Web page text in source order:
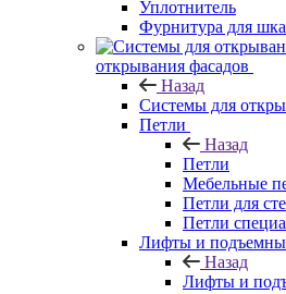
Уплотнитель
Фурнитура для
открывания фасадов
Назад
Системы для
Петли
Назад
Петли
Мебельные
Петли для
Петли
Лифты и
Назад
Лифты и